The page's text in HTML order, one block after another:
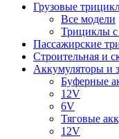
Грузовые
Все модели
Трициклы с
Пассажирские
Строительная и
Аккумуляторы и
Буферные
12V
6V
Тяговые
12V